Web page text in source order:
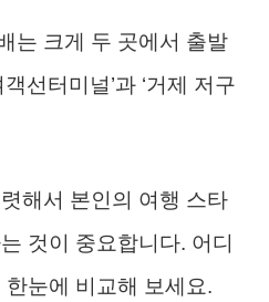
는 크게 두 곳에서 출발
선터미널’과 ‘거제 저구
해서 본인의 여행 스타
것이 중요합니다. 어디
눈에 비교해 보세요.